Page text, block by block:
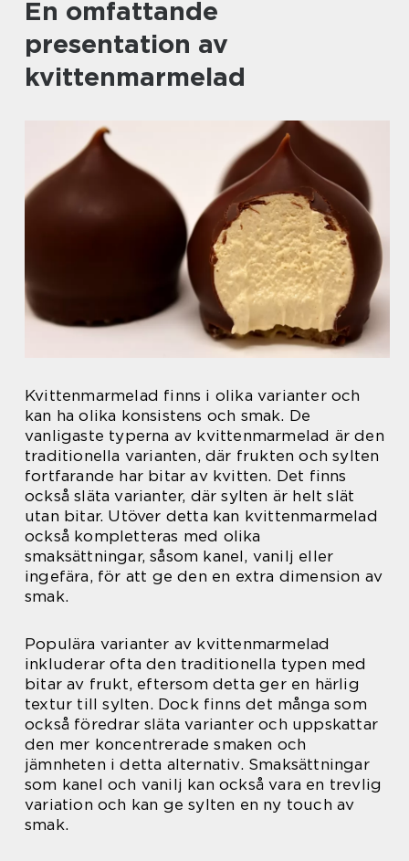
En omfattande
presentation av
kvittenmarmelad
Kvittenmarmelad finns i olika varianter och
kan ha olika konsistens och smak. De
vanligaste typerna av kvittenmarmelad är den
traditionella varianten, där frukten och sylten
fortfarande har bitar av kvitten. Det finns
också släta varianter, där sylten är helt slät
utan bitar. Utöver detta kan kvittenmarmelad
också kompletteras med olika
smaksättningar, såsom kanel, vanilj eller
ingefära, för att ge den en extra dimension av
smak.
Populära varianter av kvittenmarmelad
inkluderar ofta den traditionella typen med
bitar av frukt, eftersom detta ger en härlig
textur till sylten. Dock finns det många som
också föredrar släta varianter och uppskattar
den mer koncentrerade smaken och
jämnheten i detta alternativ. Smaksättningar
som kanel och vanilj kan också vara en trevlig
variation och kan ge sylten en ny touch av
smak.